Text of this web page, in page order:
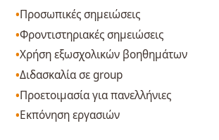
Προσωπικές σημειώσεις
Φροντιστηριακές σημειώσεις
Χρήση εξωσχολικών βοηθημάτων
Διδασκαλία σε group
Προετοιμασία για πανελλήνιες
Εκπόνηση εργασιών